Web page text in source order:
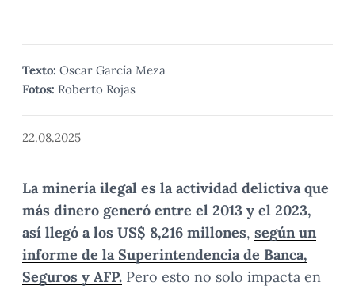
Texto: Oscar García Meza
Fotos: Roberto Rojas
22.08.2025
La minería ilegal es la actividad delictiva que
más dinero generó entre el 2013 y el 2023,
así llegó a los US$ 8,216 millones, según un
informe de la Superintendencia de Banca,
Seguros y AFP. Pero esto no solo impacta en